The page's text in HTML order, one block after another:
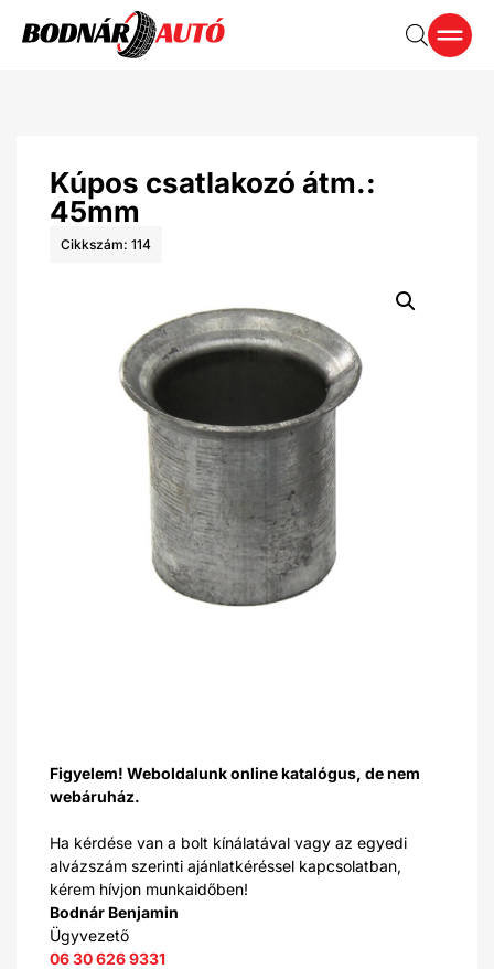
Kúpos csatlakozó átm.:
45mm
Cikkszám: 114
Figyelem! Weboldalunk online katalógus, de nem
webáruház.
Ha kérdése van a bolt kínálatával vagy az egyedi
alvázszám szerinti ajánlatkéréssel kapcsolatban,
kérem hívjon munkaidőben!
Bodnár Benjamin
Ügyvezető
06 30 626 9331